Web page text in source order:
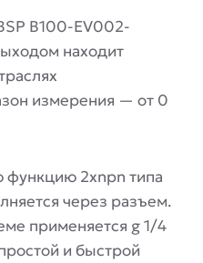
B100-EV002-
находит
измерения — от 0
2xnpn типа
через разъем.
применяется g 1/4
и быстрой